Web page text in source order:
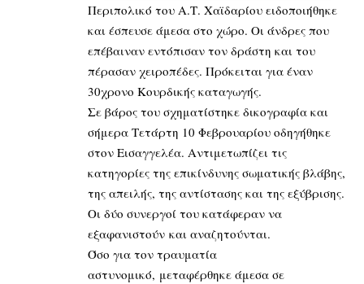
Περιπολικό του Α.Τ. Χαϊδαρίου ειδοποιήθηκε
και έσπευσε άμεσα στο χώρο. Οι άνδρες που
επέβαιναν εντόπισαν τον δράστη και του
πέρασαν χειροπέδες. Πρόκειται για έναν
30χρονο Κουρδικής καταγωγής.
Σε βάρος του σχηματίστηκε δικογραφία και
σήμερα Τετάρτη 10 Φεβρουαρίου οδηγήθηκε
στον Εισαγγελέα. Αντιμετωπίζει τις
κατηγορίες της επικίνδυνης σωματικής βλάβης,
της απειλής, της αντίστασης και της εξύβρισης.
Οι δύο συνεργοί του κατάφεραν να
εξαφανιστούν και αναζητούνται.
Όσο για τον τραυματία
αστυνομικό, μεταφέρθηκε άμεσα σε